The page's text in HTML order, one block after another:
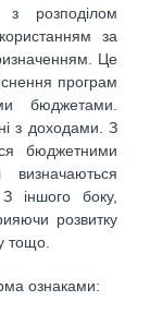
розподілом
за
Це
програм
бюджетами.
з доходами. З
бюджетними
іншого боку,
розвитку
тощо.
ознаками: